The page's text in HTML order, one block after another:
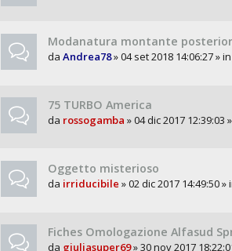
Modanatura montante
da Andrea78» 04 set 2018 14:06:27 » in
75 TURBO America
da rossogamba » 04 dic 2017 12:39:03
Oggetto misterioso
da irriducibile » 02 dic 2017 14:49:50 »
Fiches Omologazione Alfasud
da giuliasuper69» 30 nov 2017